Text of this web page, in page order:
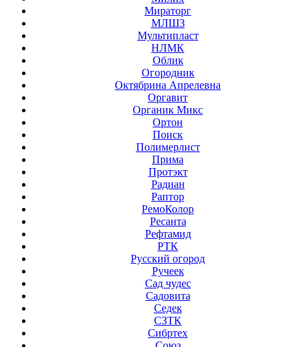
Мираторг
МЛШЗ
Мультипласт
НЛМК
Облик
Огородник
Октябрина Апрелевна
Оргавит
Органик Микс
Ортон
Поиск
Полимерлист
Прима
Протэкт
Радиан
Раптор
РемоКолор
Ресанта
Рефтамид
РТК
Русский огород
Ручеек
Сад чудес
Садовита
Седек
СЗТК
Сибртех